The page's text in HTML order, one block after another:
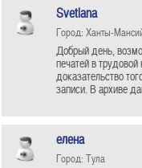
Svetlana
Город: Ханты-
Добрый день,
печатей в
доказательство
записи. В архиве
елена
Город: Тула